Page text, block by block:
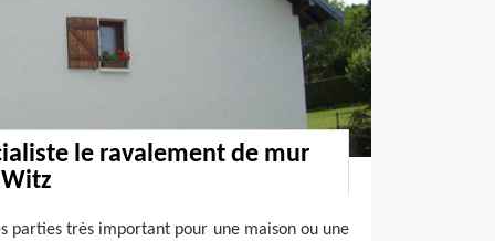
le ravalement de mur
parties très important pour une maison ou une